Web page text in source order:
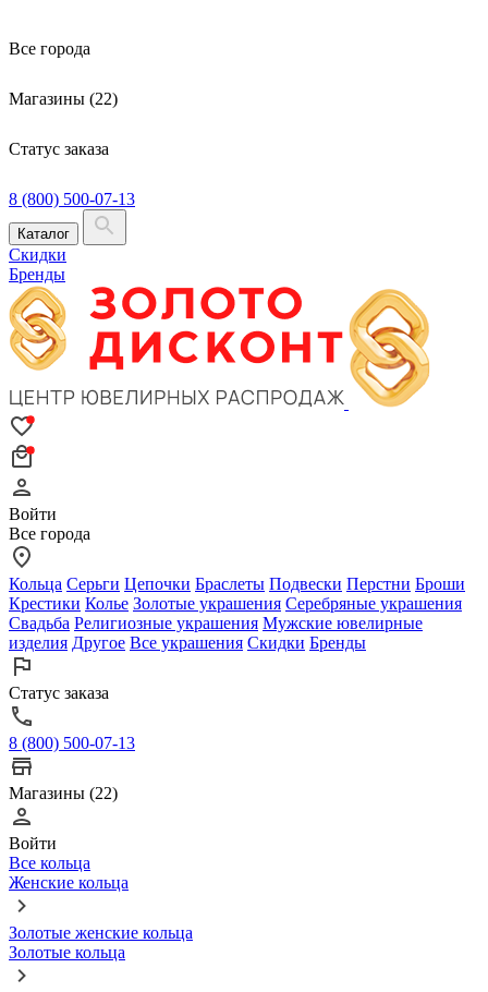
Все города
Магазины (22)
Статус заказа
8 (800) 500-07-13
Каталог
Скидки
Бренды
Войти
Все города
Кольца Серьги Цепочки Браслеты Подвески Перстни Броши
Крестики Колье Золотые украшения Серебряные украшения
Свадьба Религиозные украшения Мужские ювелирные
изделия Другое Все украшения Скидки Бренды
Статус заказа
8 (800) 500-07-13
Магазины (22)
Войти
Все кольца
Женские кольца
Золотые женские кольца
Золотые кольца